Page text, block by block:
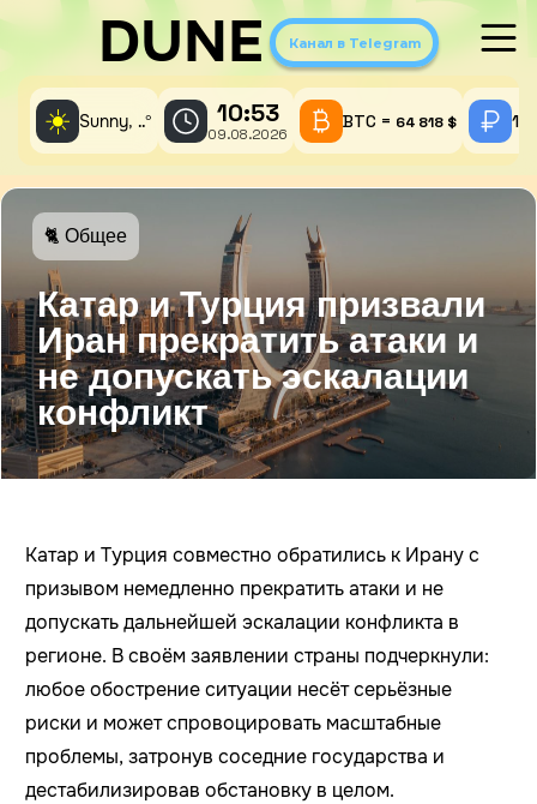
DUNE Канал в Telegram
☀️ Sunny, ..° 10:53
09.08.2026
BTC = 64 818 $ 1
Катар и Турция призвали
Иран прекратить атаки и
не допускать эскалации
конфликт
🐈 Общее
Катар и Турция совместно обратились к Ирану с
призывом немедленно прекратить атаки и не
допускать дальнейшей эскалации конфликта в
регионе. В своём заявлении страны подчеркнули:
любое обострение ситуации несёт серьёзные
риски и может спровоцировать масштабные
проблемы, затронув соседние государства и
дестабилизировав обстановку в целом.